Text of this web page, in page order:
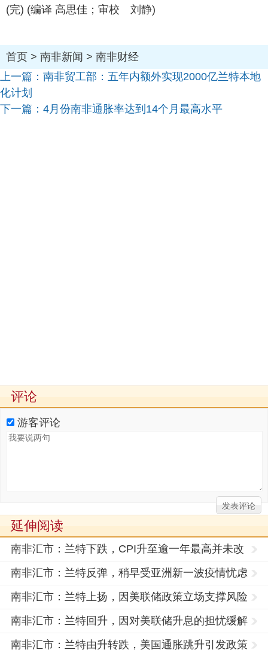
(完) (编译 高思佳；审校 刘静)
首页 > 南非新闻 > 南非财经
上一篇： 南非贸工部：五年内额外实现2000亿兰特本地
化计划
下一篇： 4月份南非通胀率达到14个月最高水平
评论
游客评论
延伸阅读
南非汇市：兰特下跌，CPI升至逾一年最高并未改
变央行维持
南非汇市：兰特反弹，稍早受亚洲新一波疫情忧虑
打击下跌
南非汇市：兰特上扬，因美联储政策立场支撑风险
需求
南非汇市：兰特回升，因对美联储升息的担忧缓解
南非汇市：兰特由升转跌，美国通胀跳升引发政策